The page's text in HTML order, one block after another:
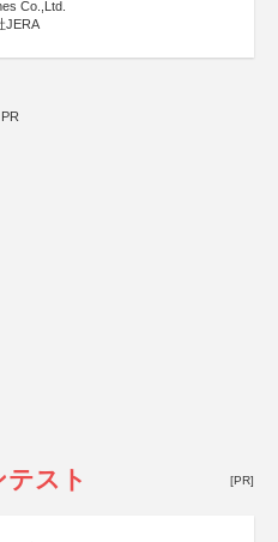
Co.,Ltd.
JERA
PR
スト [PR]